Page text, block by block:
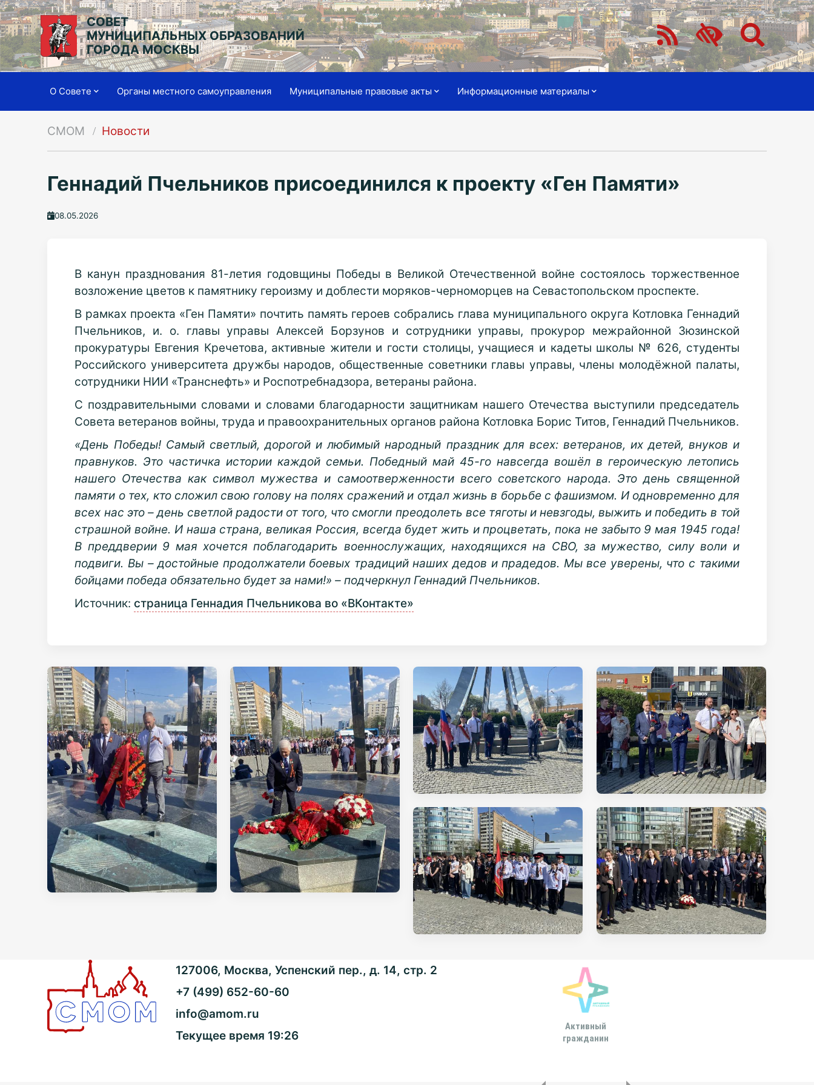
СОВЕТ
МУНИЦИПАЛЬНЫХ ОБРАЗОВАНИЙ
ГОРОДА МОСКВЫ
О Совете Органы местного самоуправления Муниципальные правовые акты Информационные материалы
СМОМ Новости
Геннадий Пчельников присоединился к проекту «Ген Памяти»
08.05.2026
В канун празднования 81-летия годовщины Победы в Великой Отечественной войне состоялось торжественное
возложение цветов к памятнику героизму и доблести моряков-черноморцев на Севастопольском проспекте.
В рамках проекта «Ген Памяти» почтить память героев собрались глава муниципального округа Котловка Геннадий
Пчельников, и. о. главы управы Алексей Борзунов и сотрудники управы, прокурор межрайонной Зюзинской
прокуратуры Евгения Кречетова, активные жители и гости столицы, учащиеся и кадеты школы № 626, студенты
Российского университета дружбы народов, общественные советники главы управы, члены молодёжной палаты,
сотрудники НИИ «Транснефть» и Роспотребнадзора, ветераны района.
С поздравительными словами и словами благодарности защитникам нашего Отечества выступили председатель
Совета ветеранов войны, труда и правоохранительных органов района Котловка Борис Титов, Геннадий Пчельников.
«День Победы! Самый светлый, дорогой и любимый народный праздник для всех: ветеранов, их детей, внуков и
правнуков. Это частичка истории каждой семьи. Победный май 45-го навсегда вошёл в героическую летопись
нашего Отечества как символ мужества и самоотверженности всего советского народа. Это день священной
памяти о тех, кто сложил свою голову на полях сражений и отдал жизнь в борьбе с фашизмом. И одновременно для
всех нас это – день светлой радости от того, что смогли преодолеть все тяготы и невзгоды, выжить и победить в той
страшной войне. И наша страна, великая Россия, всегда будет жить и процветать, пока не забыто 9 мая 1945 года!
В преддверии 9 мая хочется поблагодарить военнослужащих, находящихся на СВО, за мужество, силу воли и
подвиги. Вы – достойные продолжатели боевых традиций наших дедов и прадедов. Мы все уверены, что с такими
бойцами победа обязательно будет за нами!» – подчеркнул Геннадий Пчельников.
Источник: страница Геннадия Пчельникова во «ВКонтакте»
127006, Москва, Успенский пер., д. 14, стр. 2
+7 (499) 652-60-60
info@amom.ru
Текущее время 19:26
Активный
гражданин